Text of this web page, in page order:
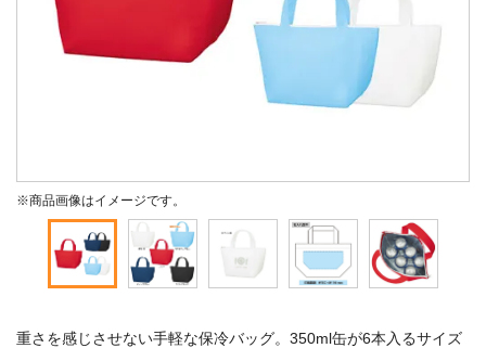
※商品画像はイメージです。
重さを感じさせない手軽な保冷バッグ。350ml缶が6本入るサイズ